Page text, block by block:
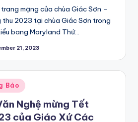
mạng của chùa Giác Sơn –
thu 2023 tại chùa Giác Sơn trong
bang Maryland Thứ…
21, 2023
Báo
Nghệ mừng Tết
của Giáo Xứ Các